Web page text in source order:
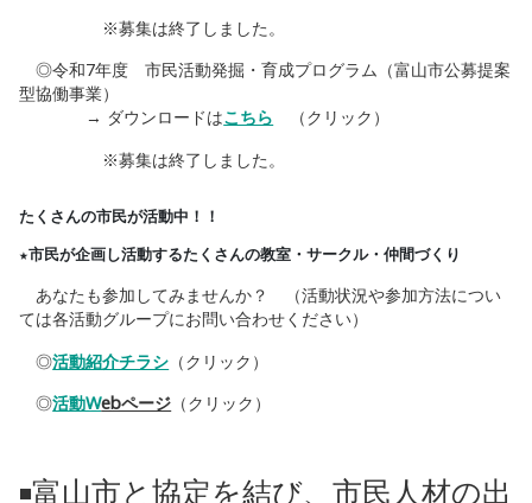
※募集は終了しました。
◎令和7年度 市民活動発掘・育成プログラム（富山市公募提案
型協働事業）
→ ダウンロードはこちら （クリック）
※募集は終了しました。
たくさんの市民が活動中！！
★市民が企画し活動するたくさんの教室・サークル・仲間づくり
あなたも参加してみませんか？ （活動状況や参加方法につい
ては各活動グループにお問い合わせください）
◎活動紹介チラシ （クリック）
◎活動Webページ （クリック）
◾️富山市と協定を結び、市民人材の出